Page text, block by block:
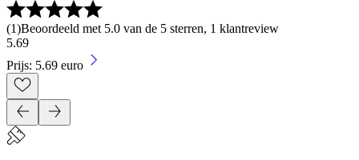
(1)Beoordeeld met 5.0 van de 5 sterren, 1 klantreview
5.69
Prijs: 5.69 euro